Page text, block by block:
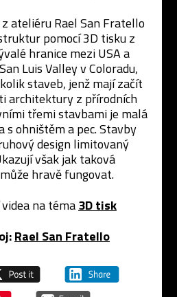
ateliéru Rael San Fratello
pomocí 3D tisku z
hranice mezi USA a
Luis Valley v Coloradu,
staveb, jenž mají začít
architektury z přírodních
třemi stavbami je malá
s ohništěm a pec. Stavby
design limitovaný
však jak taková
hravě fungovat.
na téma3D tisk
Rael San Fratello